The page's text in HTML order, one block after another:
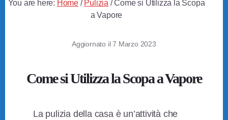
Tutto
You are here: Home / Pulizia /Come si Utilizza la Scopa
a Vapore
Aggiornato il7 Marzo 2023
Come si Utilizza la Scopa a Vapore
La pulizia della casa è un’attività che